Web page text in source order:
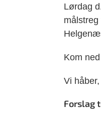
Lørdag
Kom
Vi
Forslag